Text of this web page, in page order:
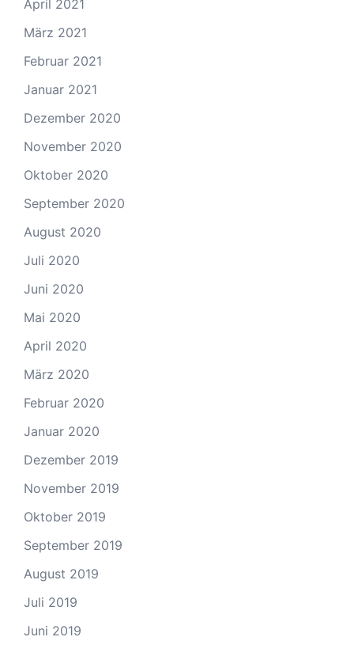
April 2021
März 2021
Februar 2021
Januar 2021
Dezember 2020
November 2020
Oktober 2020
September 2020
August 2020
Juli 2020
Juni 2020
Mai 2020
April 2020
März 2020
Februar 2020
Januar 2020
Dezember 2019
November 2019
Oktober 2019
September 2019
August 2019
Juli 2019
Juni 2019